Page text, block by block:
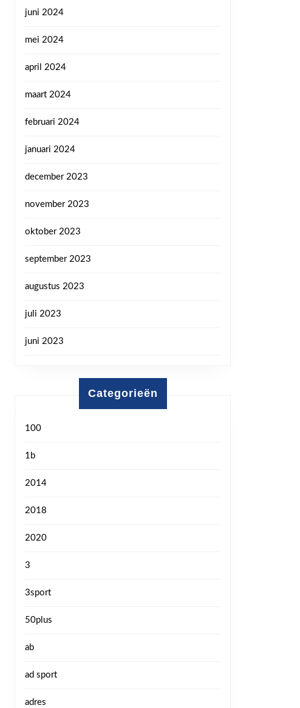
juni 2024
mei 2024
april 2024
maart 2024
februari 2024
januari 2024
december 2023
november 2023
oktober 2023
september 2023
augustus 2023
juli 2023
juni 2023
Categorieën
100
1b
2014
2018
2020
3
3sport
50plus
ab
ad sport
adres